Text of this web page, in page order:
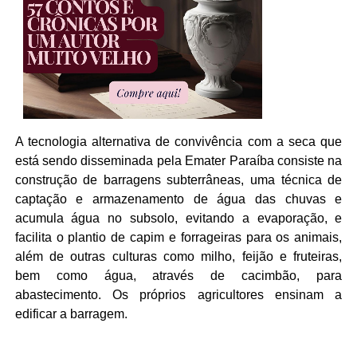
A tecnologia alternativa de convivência com a seca que
está sendo disseminada pela Emater Paraíba consiste na
construção de barragens subterrâneas, uma técnica de
captação e armazenamento de água das chuvas e
acumula água no subsolo, evitando a evaporação, e
facilita o plantio de capim e forrageiras para os animais,
além de outras culturas como milho, feijão e fruteiras,
bem como água, através de cacimbão, para
abastecimento. Os próprios agricultores ensinam a
edificar a barragem.